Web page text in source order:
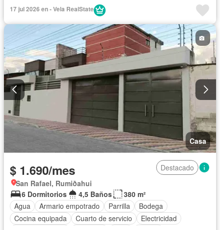
Completamente amoblado
17 jul 2026 en - Vela RealState
Casa
$ 1.690/mes
Destacado
San Rafael, Rumiðahui
6 Dormitorios
4,5 Baños
380 m²
Agua
Armario empotrado Parrilla
Bodega
Cocina equipada
Cuarto de servicio
Electricidad